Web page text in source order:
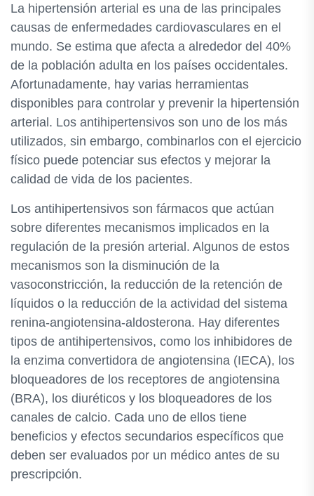
La hipertensión arterial es una de las principales
causas de enfermedades cardiovasculares en el
mundo. Se estima que afecta a alrededor del 40%
de la población adulta en los países occidentales.
Afortunadamente, hay varias herramientas
disponibles para controlar y prevenir la hipertensión
arterial. Los antihipertensivos son uno de los más
utilizados, sin embargo, combinarlos con el ejercicio
físico puede potenciar sus efectos y mejorar la
calidad de vida de los pacientes.
Los antihipertensivos son fármacos que actúan
sobre diferentes mecanismos implicados en la
regulación de la presión arterial. Algunos de estos
mecanismos son la disminución de la
vasoconstricción, la reducción de la retención de
líquidos o la reducción de la actividad del sistema
renina-angiotensina-aldosterona. Hay diferentes
tipos de antihipertensivos, como los inhibidores de
la enzima convertidora de angiotensina (IECA), los
bloqueadores de los receptores de angiotensina
(BRA), los diuréticos y los bloqueadores de los
canales de calcio. Cada uno de ellos tiene
beneficios y efectos secundarios específicos que
deben ser evaluados por un médico antes de su
prescripción.